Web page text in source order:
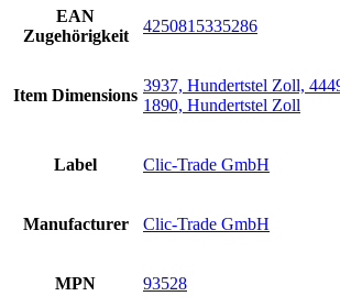
EAN
Zugehörigkeit
4250815335286
Item Dimensions
3937, Hundertstel Zoll,
1890, Hundertstel Zoll
Label Clic-Trade GmbH
Manufacturer Clic-Trade GmbH
MPN 93528